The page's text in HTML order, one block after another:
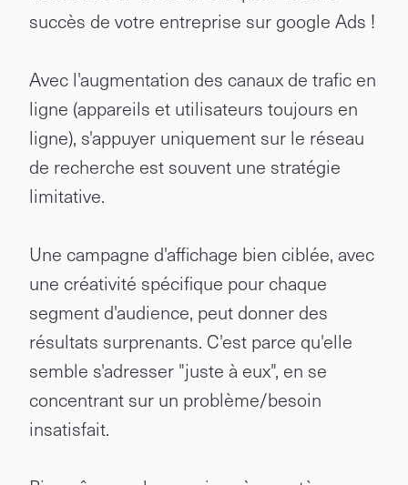
succès de votre entreprise sur google Ads !
Avec l'augmentation des canaux de trafic en
ligne (appareils et utilisateurs toujours en
ligne), s'appuyer uniquement sur le réseau
de recherche est souvent une stratégie
limitative.
Une campagne d'affichage bien ciblée, avec
une créativité spécifique pour chaque
segment d'audience, peut donner des
résultats surprenants. C'est parce qu'elle
semble s'adresser "juste à eux", en se
concentrant sur un problème/besoin
insatisfait.